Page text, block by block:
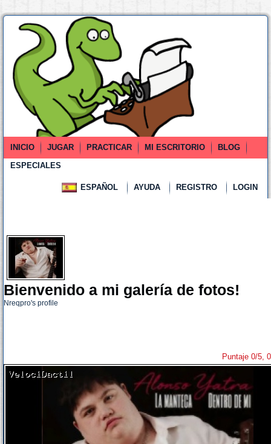
INICIO JUGAR PRACTICAR MI ESCRITORIO
BLOG
ESPECIALES
ESPAÑOL AYUDA REGISTRO LOGIN
Bienvenido a mi galería de fotos!
Nreqpro's profile
Puntaje 0/5,